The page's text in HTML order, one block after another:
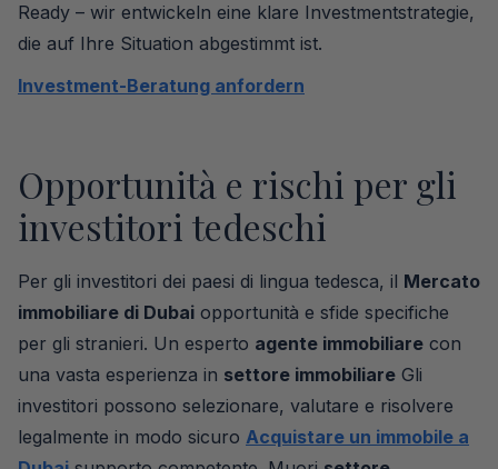
Ready – wir entwickeln eine klare Investmentstrategie,
die auf Ihre Situation abgestimmt ist.
Investment-Beratung anfordern
Opportunità e rischi per gli
investitori tedeschi
Per gli investitori dei paesi di lingua tedesca, il Mercato
immobiliare di Dubai opportunità e sfide specifiche
per gli stranieri. Un esperto agente immobiliare con
una vasta esperienza in settore immobiliare Gli
investitori possono selezionare, valutare e risolvere
legalmente in modo sicuro Acquistare un immobile a